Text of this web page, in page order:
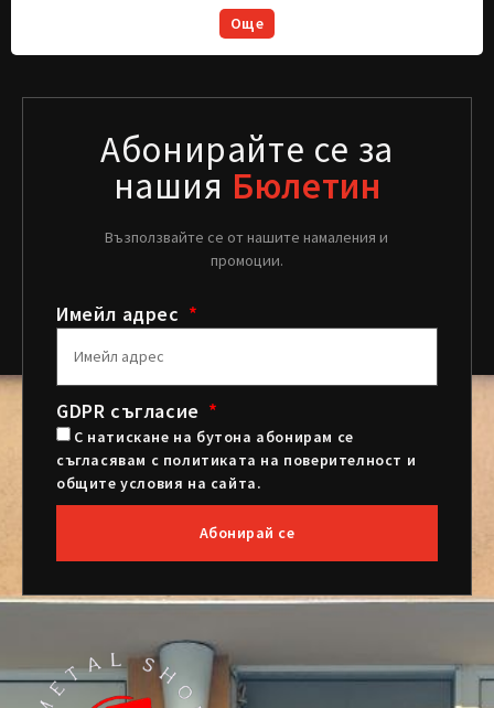
Още
Абонирайте се за
нашия Бюлетин
Възползвайте се от нашите намаления и
промоции.
Имейл адрес
GDPR съгласие
С натискане на бутона абонирам се
съгласявам с политиката на поверителност и
общите условия на сайта.
Абонирай се